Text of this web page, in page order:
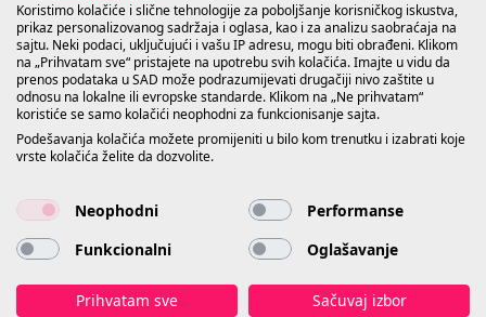
Politika privatnosti
Koristimo kolačiće i slične tehnologije za poboljšanje korisničkog iskustva,
prikaz personalizovanog sadržaja i oglasa, kao i za analizu saobraćaja na
sajtu. Neki podaci, uključujući i vašu IP adresu, mogu biti obrađeni. Klikom
na „Prihvatam sve“ pristajete na upotrebu svih kolačića. Imajte u vidu da
prenos podataka u SAD može podrazumijevati drugačiji nivo zaštite u
odnosu na lokalne ili evropske standarde. Klikom na „Ne prihvatam“
koristiće se samo kolačići neophodni za funkcionisanje sajta.
Podešavanja kolačića možete promijeniti u bilo kom trenutku i izabrati koje
vrste kolačića želite da dozvolite.
Neophodni
Performanse
Funkcionalni
Oglašavanje
Prihvatam sve Sačuvaj izbor